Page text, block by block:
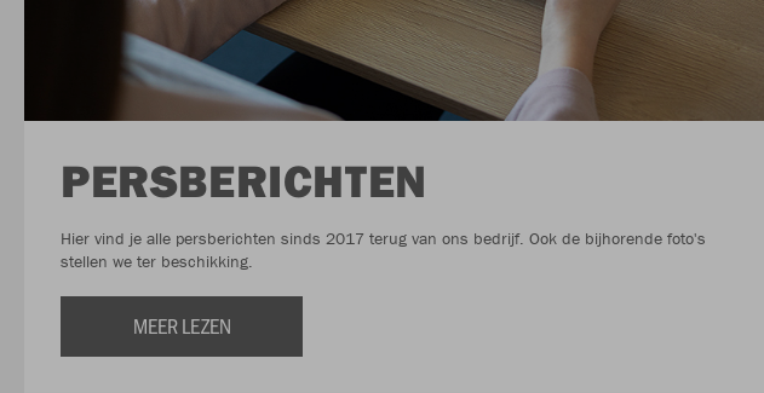
PERSBERICHTEN
Hier vind je alle persberichten sinds 2017 terug van ons bedrijf. Ook de bijhorende foto's
stellen we ter beschikking.
MEER LEZEN